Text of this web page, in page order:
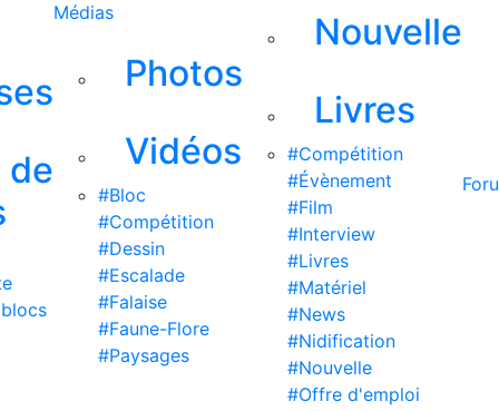
de
Médias
Photos
Vidéos
#Bloc
#Compétition
#Dessin
#Escalade
#Falaise
#Faune-Flore
#Paysages
Nouvelle
Livres
#Compétition
#Évènement
#Film
#Interview
#Livres
#Matériel
#News
#Nidification
#Nouvelle
#Offre d'emploi